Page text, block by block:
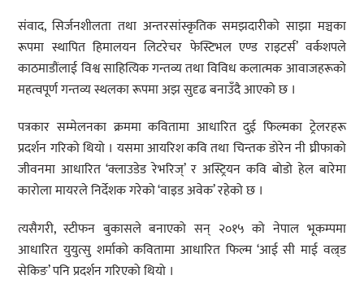
संवाद, सिर्जनशीलता तथा अन्तरसांस्कृतिक समझदारीको साझा मञ्चका
रूपमा स्थापित हिमालयन लिटरेचर फेस्टिभल एण्ड राइटर्स’ वर्कशपले
काठमाडौंलाई विश्व साहित्यिक गन्तव्य तथा विविध कलात्मक आवाजहरूको
महत्वपूर्ण गन्तव्य स्थलका रूपमा अझ सुदृढ बनाउँदै आएको छ ।
पत्रकार सम्मेलनका क्रममा कवितामा आधारित दुई फिल्मका ट्रेलरहरू
प्रदर्शन गरिको थियो । यसमा आयरिश कवि तथा चिन्तक डोरेन नी घ्रीफाको
जीवनमा आधारित ‘क्लाउडेड रेभरिज्’ र अस्ट्रियन कवि बोडो हेल बारेमा
कारोला मायरले निर्देशक गरेको ‘वाइड अवेक’ रहेको छ ।
त्यसैगरी, स्टीफन बुकासले बनाएको सन् २०१५ को नेपाल भूकम्पमा
आधारित युयुत्सु शर्माको कवितामा आधारित फिल्म ‘आई सी माई वल्र्ड
सेकिङ’ पनि प्रदर्शन गरिएको थियो ।